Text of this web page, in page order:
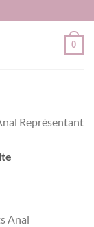
0
Représentant
Anal